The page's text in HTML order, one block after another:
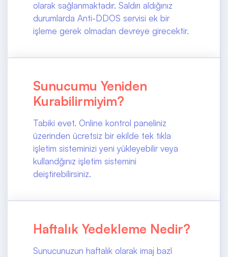
olarak sağlanmaktadır. Saldırı aldığınız
durumlarda Anti-DDOS servisi ek bir
işleme gerek olmadan devreye girecektir.
Sunucumu Yeniden
Kurabilirmiyim?
Tabiki evet. Online kontrol paneliniz
üzerinden ücretsiz bir ekilde tek tıkla
işletim sisteminizi yeni yükleyebilir veya
kullandğınız işletim sistemini
deiştirebilirsiniz.
Haftalık Yedekleme Nedir?
Sunucunuzun haftalık olarak imaj bazl